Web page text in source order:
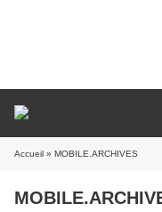
Accueil » MOBILE.ARCHIVES